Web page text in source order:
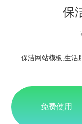
保
保洁网站模板,生活
免费使用